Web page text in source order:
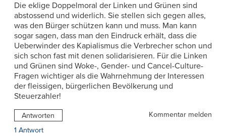
Die eklige Doppelmoral der Linken und Grünen sind
abstossend und widerlich. Sie stellen sich gegen alles,
was den Bürger schützen kann und muss. Man kann
sogar sagen, dass man den Eindruck erhält, dass die
Ueberwinder des Kapialismus die Verbrecher schon und
sich schon fast mit denen solidarisieren. Für die Linken
und Grünen sind Woke-, Gender- und Cancel-Culture-
Fragen wichtiger als die Wahrnehmung der Interessen
der fleissigen, bürgerlichen Bevölkerung und
Steuerzahler!
Antworten
Kommentar melden
1 Antwort